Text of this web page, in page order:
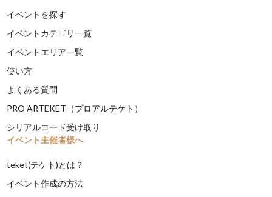
イベントを探す
イベントカテゴリ一覧
イベントエリア一覧
使い方
よくある質問
PRO ARTEKET（プロアルテケト）
シリアルコード受け取り
イベント主催者様へ
teket(テケト)とは？
イベント作成の方法